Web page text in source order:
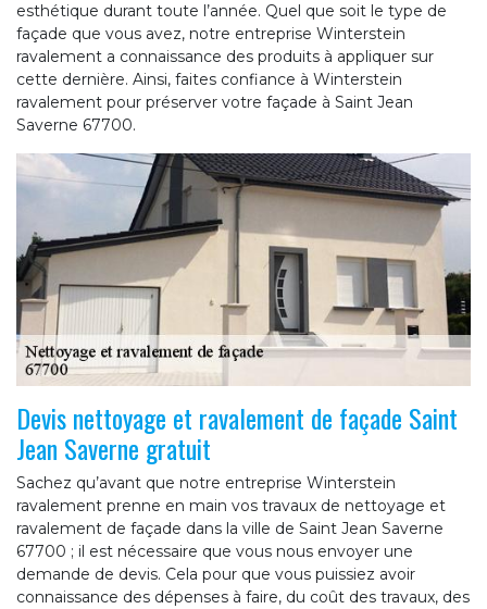
esthétique durant toute l’année. Quel que soit le type de
façade que vous avez, notre entreprise Winterstein
ravalement a connaissance des produits à appliquer sur
cette dernière. Ainsi, faites confiance à Winterstein
ravalement pour préserver votre façade à Saint Jean
Saverne 67700.
Devis nettoyage et ravalement de façade Saint
Jean Saverne gratuit
Sachez qu’avant que notre entreprise Winterstein
ravalement prenne en main vos travaux de nettoyage et
ravalement de façade dans la ville de Saint Jean Saverne
67700 ; il est nécessaire que vous nous envoyer une
demande de devis. Cela pour que vous puissiez avoir
connaissance des dépenses à faire, du coût des travaux, des